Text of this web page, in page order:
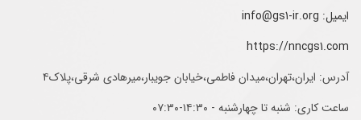
ایمیل: info@gs1-ir.org
https://nncgs1.com
آدرس: ایران،تهران،میدان فاطمی،خیابان جویبار،میرهادی شرقی،پلاک۴
ساعت کاری: شنبه تا چهارشنبه - ۱۴:۳۰-۰۷:۳۰